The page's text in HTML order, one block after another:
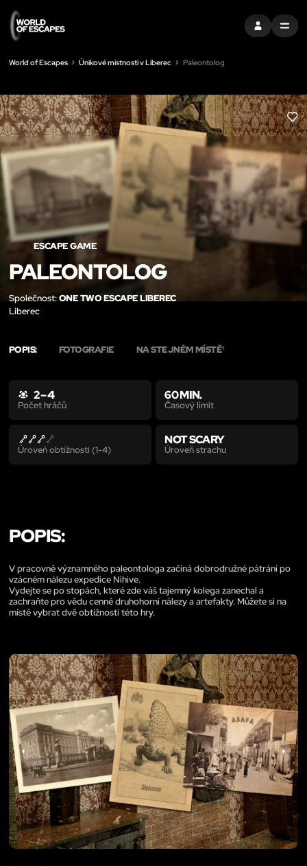
PŘIHLÁSIT SE
MENU
World of Escapes Únikové místnosti v Liberec Paleontolog
LIKE
ESCAPE GAME
PALEONTOLOG
Společnost:ONE TWO ESCAPE LIBEREC
Liberec
POPIS: FOTOGRAFIE NA STEJNÉM MÍSTĚ1
2 – 4
Počet hráčů
60 MIN.
Časový limit
Úroveň obtížnosti (1-4)
NOT SCARY
Úroveň strachu
POPIS:
V pracovně významného paleontologa začíná dobrodružné pátrání po
vzácném nálezu expedice Nihive.
Vydejte se po stopách, které zde váš tajemný kolega zanechal a
zachraňte pro vědu cenné druhohorní nálezy a artefakty. Můžete si na
místě vybrat dvě obtížnosti této hry.